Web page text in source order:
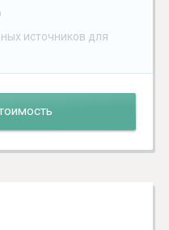
источников для